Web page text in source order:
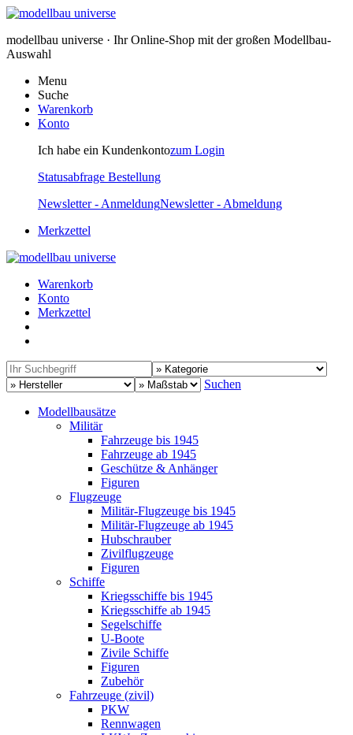
modellbau universe · Ihr Online-Shop mit der großen Modellbau-
Auswahl
Menu
Suche
Warenkorb
Konto
Ich habe ein Kundenkontozum Login
Statusabfrage Bestellung
Newsletter - AnmeldungNewsletter - Abmeldung
Merkzettel
Warenkorb
Konto
Merkzettel
Suchen
Modellbausätze
Militär
Fahrzeuge bis 1945
Fahrzeuge ab 1945
Geschütze & Anhänger
Figuren
Flugzeuge
Militär-Flugzeuge bis 1945
Militär-Flugzeuge ab 1945
Hubschrauber
Zivilflugzeuge
Figuren
Schiffe
Kriegsschiffe bis 1945
Kriegsschiffe ab 1945
Segelschiffe
U-Boote
Zivile Schiffe
Figuren
Zubehör
Fahrzeuge (zivil)
PKW
Rennwagen